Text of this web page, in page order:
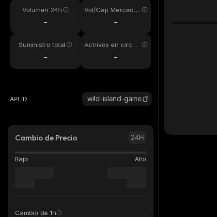
Volumen 24h
-
Vol/Cap Mercado
-
Suministro total
-
Actrivos en circul
-
API ID wild-island-game
Cambio de Precio 24H
Bajo Alto
Cambio de 1h